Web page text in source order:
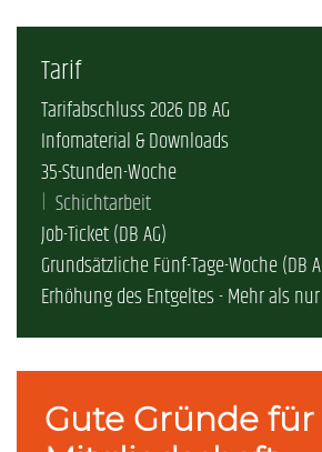
Tarif
Tarifabschluss 2026 DB AG
Infomaterial & Downloads
35-Stunden-Woche
Schichtarbeit
Job-Ticket (DB AG)
Grundsätzliche Fünf-Tage-Woche (DB
Erhöhung des Entgeltes - Mehr als nur
Gute Gründe